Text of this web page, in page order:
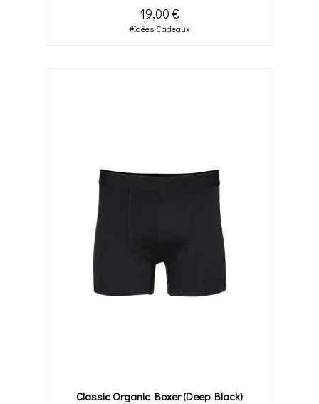
19,00 €
#Idées Cadeaux
Classic Organic Boxer (deep Black)